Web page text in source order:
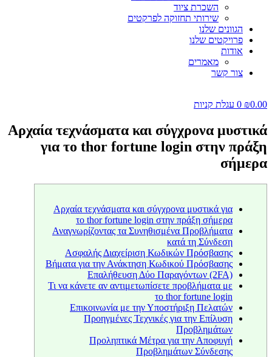
השכרת ציוד
שירותי תחזוקה לפרקטים
הגוונים שלנו
פרויקטים שלנו
אודות
מאמרים
צור קשר
₪0.00
0 עגלת קניות
Αρχαία τεχνάσματα και σύγχρονα μυστικά
για το thor fortune login στην πράξη
σήμερα
Αρχαία τεχνάσματα και σύγχρονα μυστικά για
το thor fortune login στην πράξη σήμερα
Αναγνωρίζοντας τα Συνηθισμένα Προβλήματα
κατά τη Σύνδεση
Ασφαλής Διαχείριση Κωδικών Πρόσβασης
Βήματα για την Ανάκτηση Κωδικού Πρόσβασης
Επαλήθευση Δύο Παραγόντων (2FA)
Τι να κάνετε αν αντιμετωπίσετε προβλήματα με
το thor fortune login
Επικοινωνία με την Υποστήριξη Πελατών
Προηγμένες Τεχνικές για την Επίλυση
Προβλημάτων
Προληπτικά Μέτρα για την Αποφυγή
Προβλημάτων Σύνδεσης